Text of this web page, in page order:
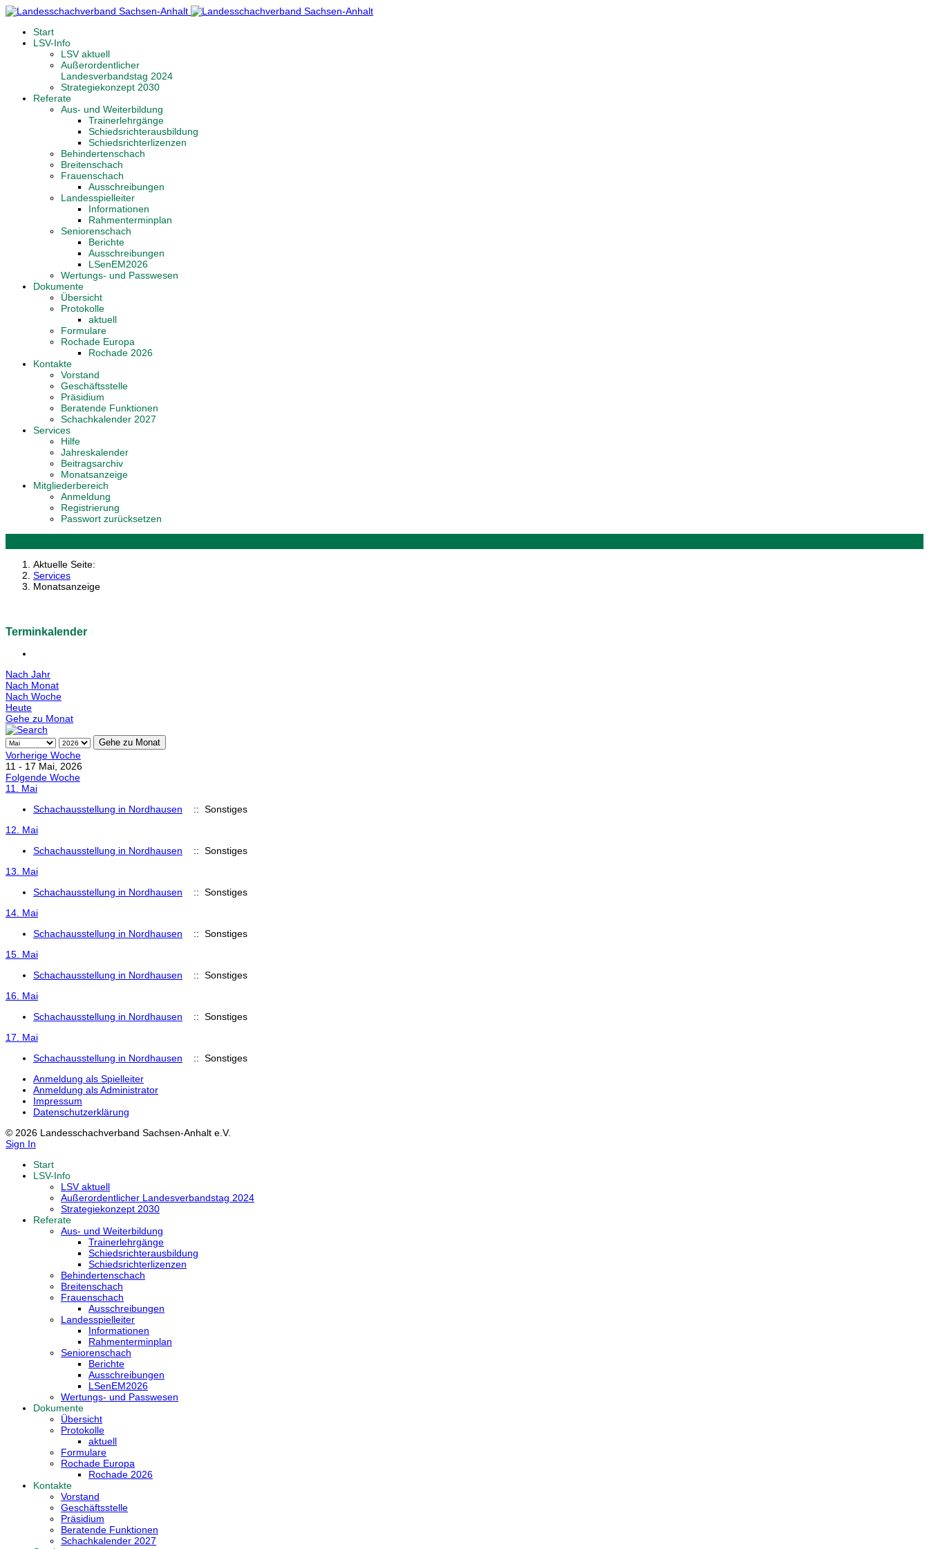
Start
LSV-Info
LSV aktuell
Außerordentlicher
Landesverbandstag 2024
Strategiekonzept 2030
Referate
Aus- und Weiterbildung
Trainerlehrgänge
Schiedsrichterausbildung
Schiedsrichterlizenzen
Behindertenschach
Breitenschach
Frauenschach
Ausschreibungen
Landesspielleiter
Informationen
Rahmenterminplan
Seniorenschach
Berichte
Ausschreibungen
LSenEM2026
Wertungs- und Passwesen
Dokumente
Übersicht
Protokolle
aktuell
Formulare
Rochade Europa
Rochade 2026
Kontakte
Vorstand
Geschäftsstelle
Präsidium
Beratende Funktionen
Schachkalender 2027
Services
Hilfe
Jahreskalender
Beitragsarchiv
Monatsanzeige
Mitgliederbereich
Anmeldung
Registrierung
Passwort zurücksetzen
Aktuelle Seite:
Services
Monatsanzeige
Terminkalender
Nach Jahr
Nach Monat
Nach Woche
Heute
Gehe zu Monat
Gehe zu Monat
Vorherige Woche
11 - 17 Mai, 2026
Folgende Woche
11. Mai
Schachausstellung in Nordhausen
:: Sonstiges
12. Mai
Schachausstellung in Nordhausen
:: Sonstiges
13. Mai
Schachausstellung in Nordhausen
:: Sonstiges
14. Mai
Schachausstellung in Nordhausen
:: Sonstiges
15. Mai
Schachausstellung in Nordhausen
:: Sonstiges
16. Mai
Schachausstellung in Nordhausen
:: Sonstiges
17. Mai
Schachausstellung in Nordhausen
:: Sonstiges
Anmeldung als Spielleiter
Anmeldung als Administrator
Impressum
Datenschutzerklärung
© 2026 Landesschachverband Sachsen-Anhalt e.V.
Sign In
Start
LSV-Info
LSV aktuell
Außerordentlicher Landesverbandstag 2024
Strategiekonzept 2030
Referate
Aus- und Weiterbildung
Trainerlehrgänge
Schiedsrichterausbildung
Schiedsrichterlizenzen
Behindertenschach
Breitenschach
Frauenschach
Ausschreibungen
Landesspielleiter
Informationen
Rahmenterminplan
Seniorenschach
Berichte
Ausschreibungen
LSenEM2026
Wertungs- und Passwesen
Dokumente
Übersicht
Protokolle
aktuell
Formulare
Rochade Europa
Rochade 2026
Kontakte
Vorstand
Geschäftsstelle
Präsidium
Beratende Funktionen
Schachkalender 2027